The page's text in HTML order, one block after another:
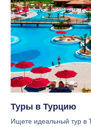
Туры в Турцию
Ищете идеальный тур